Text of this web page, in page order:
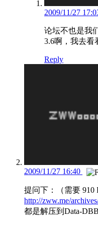
2009/11/27
论坛不也是我
3.6啊，我去看
Reply
2009/11/27 16:40
提问下：（需要 910
http://zww.me/
都是解压到Data-